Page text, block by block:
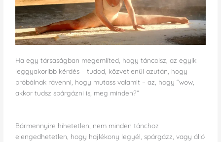
Ha egy társaságban megemlíted, hogy táncolsz, az egyik
leggyakoribb kérdés – tudod, közvetlenül azután, hogy
próbálnak rávenni, hogy mutass valamit – az, hogy “wow,
akkor tudsz spárgázni is, meg minden?”
Bármennyire hihetetlen, nem minden tánchoz
elengedhetetlen, hogy hajlékony legyél, spárgázz, vagy álló